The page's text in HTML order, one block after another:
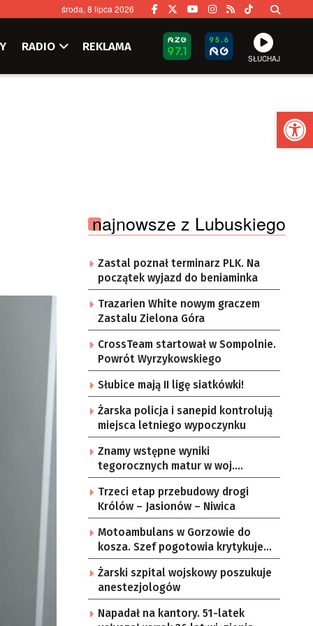
środa, 8 lipca 2026
RADIO REKLAMA
SŁUCHAJ
najnowsze z Lubuskiego
Zastal poznał terminarz PLK. Na
początek wyjazd do beniaminka
Trazarien White nowym graczem
Zastalu Zielona Góra
CrossTeam startował w Sompolnie.
Powrót Wyrzykowskiego
Słubice mają II ligę siatkówki!
Żarska policja i sanepid kontrolują
miejsca letniego wypoczynku
Znamy wstępne wyniki
tegorocznych matur w woj.
lubuskim
Trzeci etap przebudowy drogi
Królów – Jasionów – Niwica
Motoambulans w Gorzowie do
kosza. Szef pogotowia krytykuje
miasto
Żarski szpital wojskowy poszukuje
anestezjologów
Napadał na kantory. 51-latek